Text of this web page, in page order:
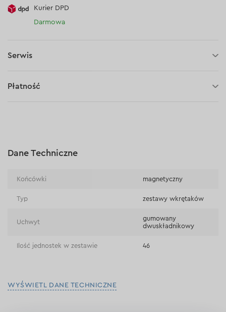
Kurier DPD
Darmowa
Serwis
Płatność
Płatność na rachunek bieżący (przelew tradycyjny)
Dane Techniczne
Końcówki magnetyczny
Typ zestawy wkrętaków
Uchwyt
gumowany
dwuskładnikowy
Ilość jednostek w zestawie 46
WYŚWIETL DANE TECHNICZNE